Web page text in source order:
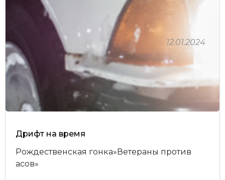
Дрифт на время
Рождественская гонка»Ветераны против
асов»
12.01.2024